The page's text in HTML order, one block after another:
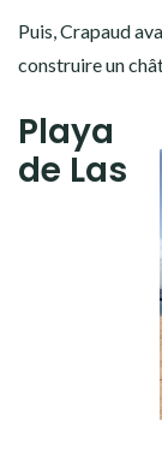
Puis, Crapaud
construire un
Playa
de Las